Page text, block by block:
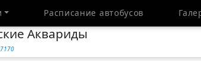
Расписание автобусов
Аквариды